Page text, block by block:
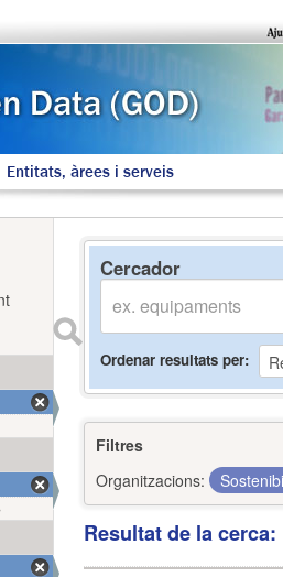
Entitats, àrees i serveis
Cercador
Ordenar resultats per
Filtres
Organitzacions:
Resultat de la